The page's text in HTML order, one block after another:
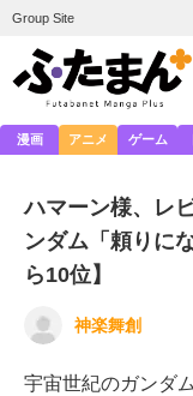
Group Site
漫画 アニメ ゲーム
ハマーン様、レ
ンダム「頼りに
ら10位】
神楽舞創
宇宙世紀のガンダ